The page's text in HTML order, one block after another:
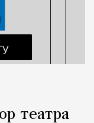
театра